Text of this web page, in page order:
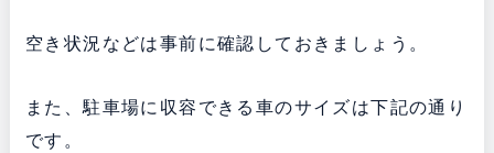
空き状況などは事前に確認しておきましょう。
また、駐車場に収容できる車のサイズは下記の通り
です。